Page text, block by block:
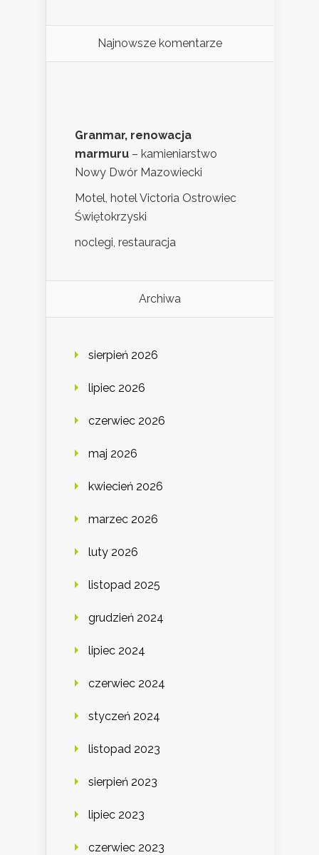
Najnowsze komentarze
Granmar, renowacja
marmuru – kamieniarstwo
Nowy Dwór Mazowiecki
Motel, hotel Victoria Ostrowiec
Świętokrzyski
noclegi, restauracja
Archiwa
sierpień 2026
lipiec 2026
czerwiec 2026
maj 2026
kwiecień 2026
marzec 2026
luty 2026
listopad 2025
grudzień 2024
lipiec 2024
czerwiec 2024
styczeń 2024
listopad 2023
sierpień 2023
lipiec 2023
czerwiec 2023